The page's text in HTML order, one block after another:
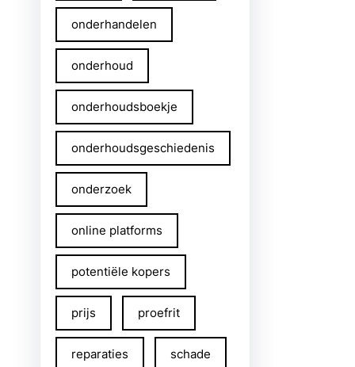
onderhandelen
onderhoud
onderhoudsboekje
onderhoudsgeschiedenis
onderzoek
online platforms
potentiële kopers
prijs proefrit
reparaties schade